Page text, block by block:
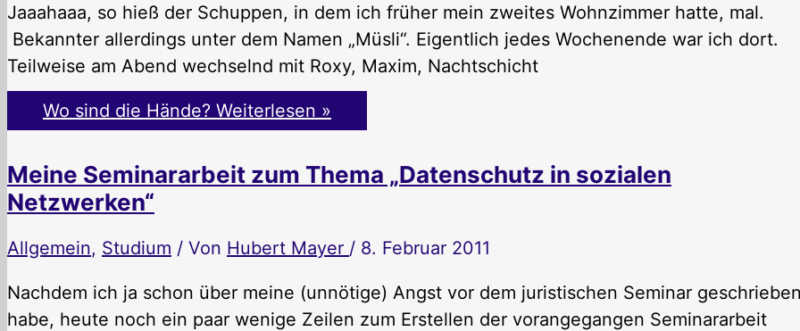
Jaaahaaa, so hieß der Schuppen, in dem ich früher mein zweites Wohnzimmer hatte, mal.
Bekannter allerdings unter dem Namen „Müsli“. Eigentlich jedes Wochenende war ich dort.
Teilweise am Abend wechselnd mit Roxy, Maxim, Nachtschicht
Wo sind die Hände? Weiterlesen »
Meine Seminararbeit zum Thema „Datenschutz in sozialen
Netzwerken“
Allgemein, Studium / Von Hubert Mayer / 8. Februar 2011
Nachdem ich ja schon über meine (unnötige) Angst vor dem juristischen Seminar
habe, heute noch ein paar wenige Zeilen zum Erstellen der vorangegangen Seminararbeit